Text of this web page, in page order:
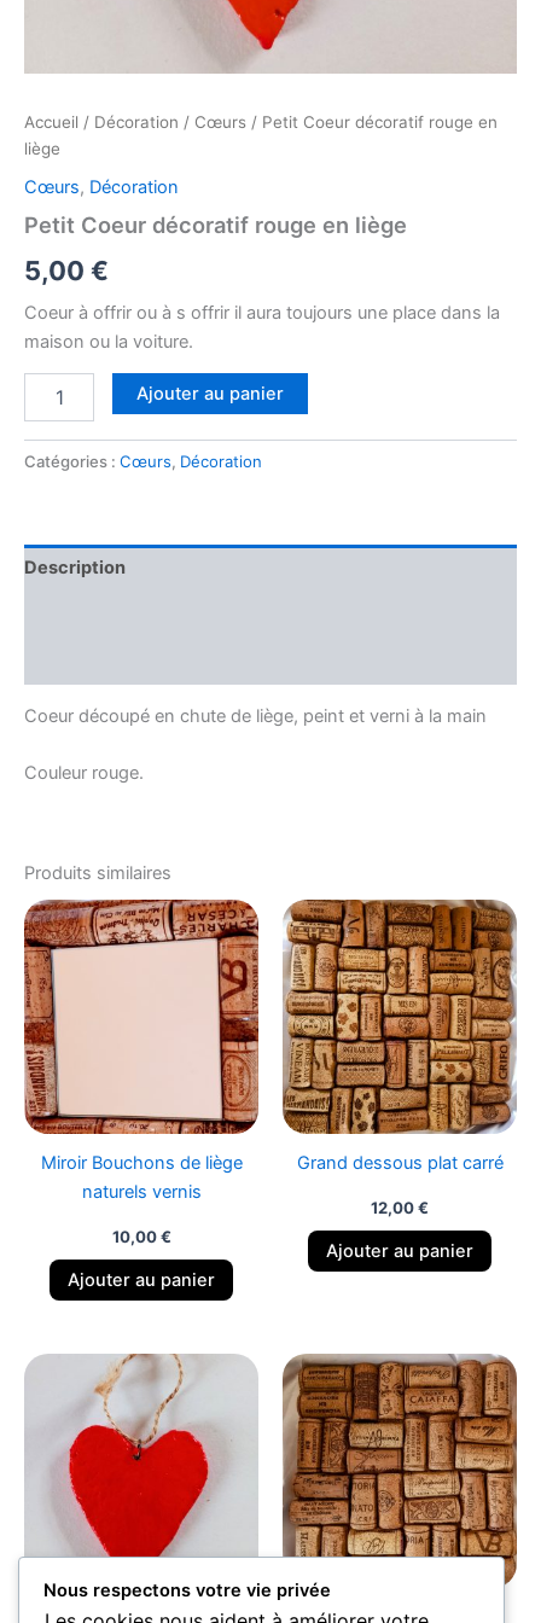
Accueil / Décoration / Cœurs / Petit Coeur décoratif rouge en
liège
Cœurs, Décoration
Petit Coeur décoratif rouge en liège
5,00 €
Coeur à offrir ou à s offrir il aura toujours une place dans la
maison ou la voiture.
Ajouter au panier
Catégories : Cœurs, Décoration
Description
Coeur découpé en chute de liège, peint et verni à la main
Couleur rouge.
Produits similaires
Miroir Bouchons de liège
naturels vernis
10,00€
Ajouter au panier
Grand dessous plat carré
12,00€
Ajouter au panier
Coeur des amoureux en Dessous de plat en
Nous respectons votre vie privée